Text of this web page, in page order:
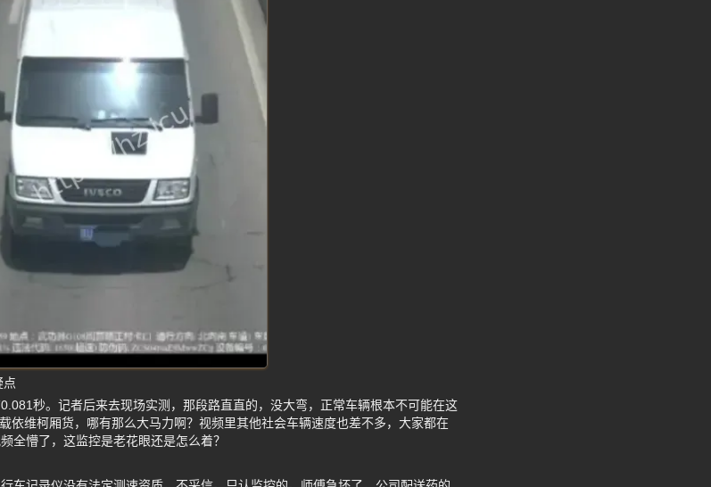
点
秒。记者后来去现场实测，那段路直直的，没大弯，正常车辆根本不可能在这
依维柯厢货，哪有那么大马力啊？视频里其他社会车辆速度也差不多，大家都在
全懵了，这监控是老花眼还是怎么着？